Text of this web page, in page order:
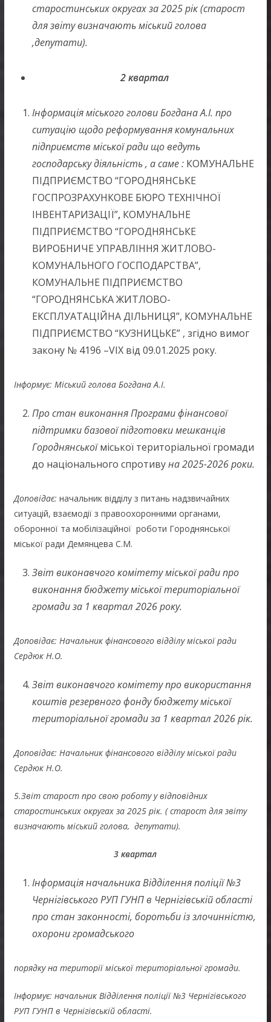
старостинських округах за 2025 рік (старост
для звіту визначають міський голова
,депутати).
2 квартал
Інформація міського голови Богдана А.І. про
ситуацію щодо реформування комунальних
підприємств міської ради що ведуть
господарську діяльність , а саме : КОМУНАЛЬНЕ
ПІДПРИЄМСТВО “ГОРОДНЯНСЬКЕ
ГОСПРОЗРАХУНКОВЕ БЮРО ТЕХНІЧНОЇ
ІНВЕНТАРИЗАЦІЇ”,КОМУНАЛЬНЕ
ПІДПРИЄМСТВО “ГОРОДНЯНСЬКЕ
ВИРОБНИЧЕ УПРАВЛІННЯ ЖИТЛОВО-
КОМУНАЛЬНОГО ГОСПОДАРСТВА”,
КОМУНАЛЬНЕ ПІДПРИЄМСТВО
“ГОРОДНЯНСЬКА ЖИТЛОВО-
ЕКСПЛУАТАЦІЙНА ДІЛЬНИЦЯ”, КОМУНАЛЬНЕ
ПІДПРИЄМСТВО “КУЗНИЦЬКЕ” , згідно вимог
закону № 4196 –VIX від 09.01.2025 року.
Інформує: Міський голова Богдана А.І.
Про стан виконання Програми фінансової
підтримки базової підготовки мешканців
Городнянськоїміської територіальної громади
до національного спротивуна 2025-2026 роки.
Доповідає: начальник відділу з питань надзвичайних
ситуацій, взаємодії з правоохоронними органами,
оборонної та мобілізаційної роботи Городнянської
міської ради Демянцева С.М.
Звіт виконавчого комітету міської ради про
виконання бюджету міської територіальної
громади за 1 квартал 2026 року.
Доповідає: Начальник фінансового відділу міської ради
Сердюк Н.О.
Звіт виконавчого комітету про використання
коштів резервного фонду бюджету міської
територіальної громади за 1 квартал 2026 рік.
Доповідає: Начальник фінансового відділу міської ради
Сердюк Н.О.
5.Звіт старост про свою роботу у відповідних
старостинських округах за 2025 рік. ( старост для звіту
визначають міський голова, депутати).
3 квартал
Інформація начальника Відділення поліції №3
Чернігівського РУП ГУНП в Чернігівській області
про стан законності, боротьби із злочинністю,
охорони громадського
порядку на території міської територіальної громади.
Інформує: начальник Відділення поліції №3 Чернігівського
РУП ГУНП в Чернігівській області.